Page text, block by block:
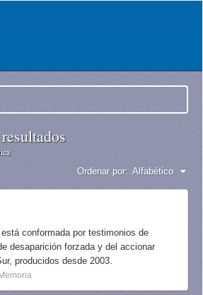
Ordenar por: Alfabético
conformada por testimonios de
desaparición forzada y del accionar
producidos desde 2003.